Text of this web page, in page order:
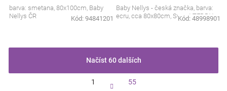
barva: smetana, 80x100cm, Baby
Nellys ČR
Kód: 94841201
Baby Nellys - česká značka, barva:
ecru, cca 80x80cm, Sweet TEDDY
Kód: 48998901
Načíst 60 dalších
t
1 55